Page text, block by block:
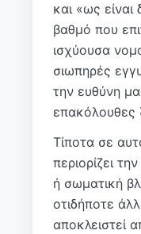
και «ως είναι
βαθμό που
ισχύουσα
σιωπηρές
την ευθύνη
επακόλουθες
Τίποτα σε
περιορίζει
ή σωματική
οτιδήποτε
αποκλειστεί